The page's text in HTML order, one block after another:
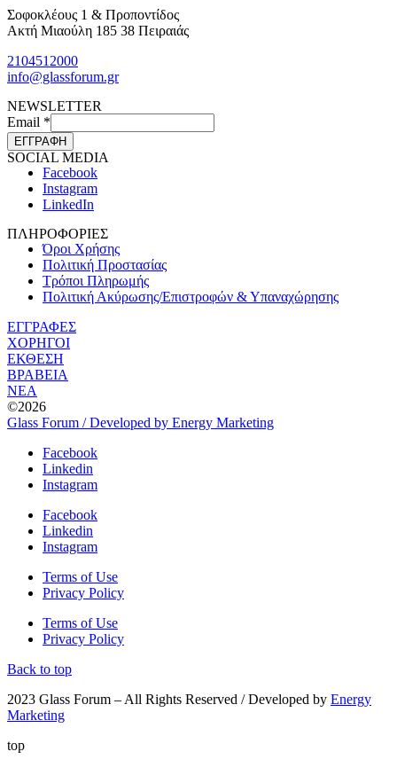
Σοφοκλέους 1 & Προποντίδος
Ακτή Μιαούλη 185 38 Πειραιάς
2104512000
info@glassforum.gr
NEWSLETTER
Email *
ΕΓΓΡΑΦΗ
SOCIAL MEDIA
Facebook
Instagram
LinkedIn
ΠΛΗΡΟΦΟΡΙΕΣ
Όροι Χρήσης
Πολιτική Προστασίας
Τρόποι Πληρωμής
Πολιτική Ακύρωσης/Επιστροφών & Υπαναχώρησης
ΕΓΓΡΑΦΕΣ
ΧΟΡΗΓΟΙ
ΕΚΘΕΣΗ
ΒΡΑΒΕΙΑ
ΝΕΑ
©2026
Glass Forum / Developed by Energy Marketing
Facebook
Linkedin
Instagram
Facebook
Linkedin
Instagram
Terms of Use
Privacy Policy
Terms of Use
Privacy Policy
Back to top
2023 Glass Forum – All Rights Reserved / Developed by Energy
Marketing
top